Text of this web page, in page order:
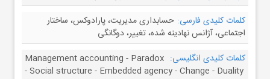
کلمات کلیدی فارسی: حسابداری مدیریت، پارادوکس، ساختار
اجتماعی، آژانس نهادینه شده، تغییر، دوگانگی
کلمات کلیدی انگلیسی: Management accounting - Paradox
- Social structure - Embedded agency - Change - Duality